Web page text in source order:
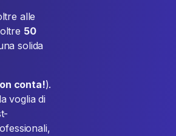
alle
50
solida
conta!).
voglia di